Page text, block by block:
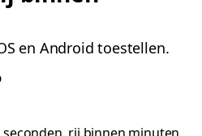
en Android toestellen.